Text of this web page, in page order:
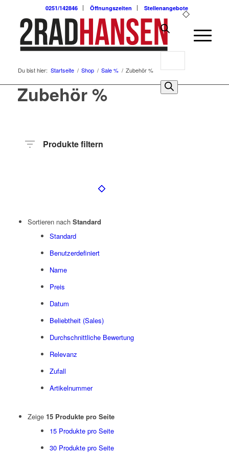
0251/142846 Öffnungszeiten Stellenangebote
0
Du bist hier: Startseite / Shop / Sale % / Zubehör %
Zubehör %
Produkte filtern
Sortieren nach Standard
Standard
Benutzerdefiniert
Name
Preis
Datum
Beliebtheit (Sales)
Durchschnittliche Bewertung
Relevanz
Zufall
Artikelnummer
Zeige 15 Produkte pro Seite
15 Produkte pro Seite
30 Produkte pro Seite